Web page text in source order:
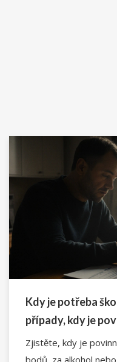
Kdy je potřeba
případy, kdy je
Zjistěte, kdy je